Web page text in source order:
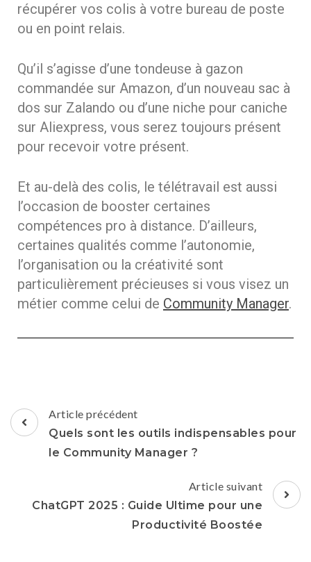
récupérer vos colis à votre bureau de poste
ou en point relais.
Qu’il s’agisse d’une tondeuse à gazon
commandée sur Amazon, d’un nouveau sac à
dos sur Zalando ou d’une niche pour caniche
sur Aliexpress, vous serez toujours présent
pour recevoir votre présent.
Et au-delà des colis, le télétravail est aussi
l’occasion de booster certaines
compétences pro à distance. D’ailleurs,
certaines qualités comme l’autonomie,
l’organisation ou la créativité sont
particulièrement précieuses si vous visez un
métier comme celui de Community Manager.
Article précédent
Quels sont les outils indispensables pour
le Community Manager ?
Article suivant
ChatGPT 2025 : Guide Ultime pour une
Productivité Boostée